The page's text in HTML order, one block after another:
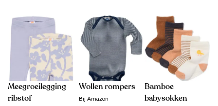
Meegroeilegging
ribstof
Wollen rompers
Bij Amazon
Bamboe
babysokken